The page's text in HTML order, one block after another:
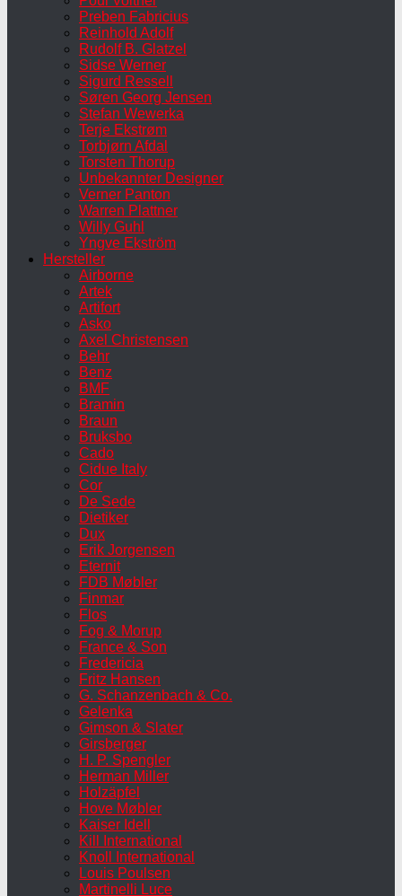
Preben Fabricius
Reinhold Adolf
Rudolf B. Glatzel
Sidse Werner
Sigurd Ressell
Søren Georg Jensen
Stefan Wewerka
Terje Ekstrøm
Torbjørn Afdal
Torsten Thorup
Unbekannter Designer
Verner Panton
Warren Plattner
Willy Guhl
Yngve Ekström
Hersteller
Airborne
Artek
Artifort
Asko
Axel Christensen
Behr
Benz
BMF
Bramin
Braun
Bruksbo
Cado
Cidue Italy
Cor
De Sede
Dietiker
Dux
Erik Jorgensen
Eternit
FDB Møbler
Finmar
Flos
Fog & Morup
France & Son
Fredericia
Fritz Hansen
G. Schanzenbach & Co.
Gelenka
Gimson & Slater
Girsberger
H. P. Spengler
Herman Miller
Holzäpfel
Hove Møbler
Kaiser Idell
Kill International
Knoll International
Louis Poulsen
Martinelli Luce